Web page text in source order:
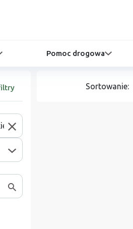
Pomoc drogowa
Sortowanie: